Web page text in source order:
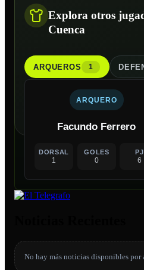
Explora otros
Cuenca
ARQUEROS 1
ARQUERO
Facundo Ferrero
DORSAL
1
GOLES
0
PJ
6
No hay más noticias disponibles por